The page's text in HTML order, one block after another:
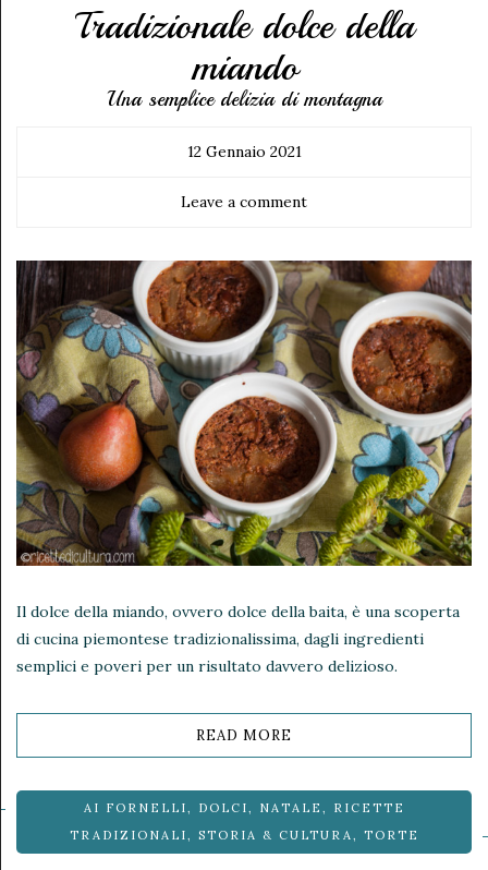
Tradizionale dolce della
miando
Una semplice delizia di montagna
12 Gennaio 2021
Leave a comment
Il dolce della miando, ovvero dolce della baita, è una scoperta
di cucina piemontese tradizionalissima, dagli ingredienti
semplici e poveri per un risultato davvero delizioso.
READ MORE
AI FORNELLI, DOLCI, NATALE ,
RICETTE
TRADIZIONALI, STORIA & CULTURA, TORTE